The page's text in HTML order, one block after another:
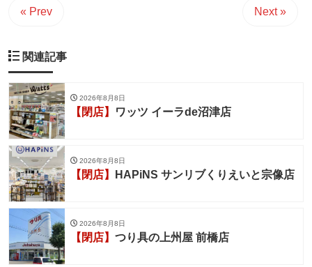
« Prev Next »
関連記事
2026年8月8日
【閉店】 ワッツ イーラde沼津店
2026年8月8日
【閉店】 HAPiNS サンリブくりえいと宗像店
2026年8月8日
【閉店】 つり具の上州屋 前橋店